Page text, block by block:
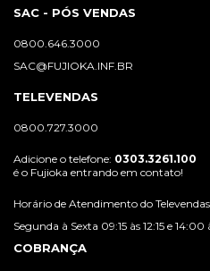
SAC - PÓS VENDAS
0800.646.3000
SAC@FUJIOKA.INF.BR
TELEVENDAS
0800.727.3000
Adicione o telefone: 0303.3261.100
é o Fujioka entrando em contato!
Horário de Atendimento do
Segunda à Sexta 09:15 às 12:15 e 14:00
COBRANÇA